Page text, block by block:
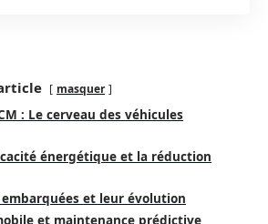
masquer
: Le cerveau des véhicules
énergétique et la réduction
et leur évolution
et maintenance prédictive